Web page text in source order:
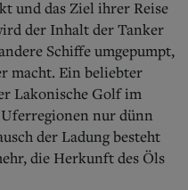
und das Ziel ihrer Reise
der Inhalt der Tanker
Schiffe umgepumpt,
macht. Ein beliebter
Lakonische Golf im
Uferregionen nur dünn
der Ladung besteht
die Herkunft des Öls